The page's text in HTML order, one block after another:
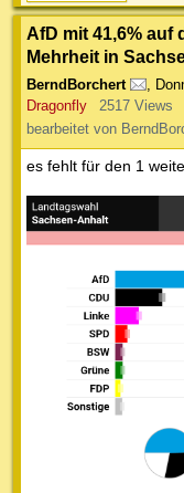
AfD mit 41,6% auf
Mehrheit in
BerndBorchert ,
Dragonfly
2517 Views
bearbeitet von
es fehlt für den 1